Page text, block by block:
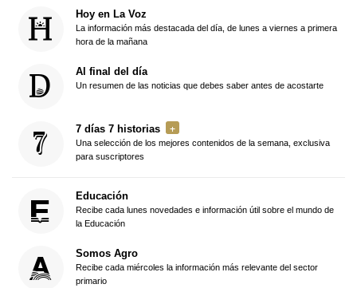
Hoy en La Voz
La información más destacada del día, de lunes a viernes a primera
hora de la mañana
Al final del día
Un resumen de las noticias que debes saber antes de acostarte
7 días 7 historias
Una selección de los mejores contenidos de la semana, exclusiva
para suscriptores
Educación
Recibe cada lunes novedades e información útil sobre el mundo de
la Educación
Somos Agro
Recibe cada miércoles la información más relevante del sector
primario